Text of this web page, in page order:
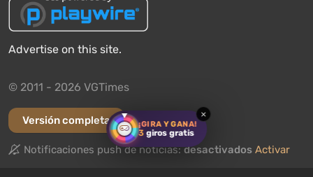
¡GIRA Y GANA!
3 giros gratis
×
Advertise on this site.
© 2011 - 2026 VGTimes
Versión completa
Notificaciones push de noticias:desactivados Activar